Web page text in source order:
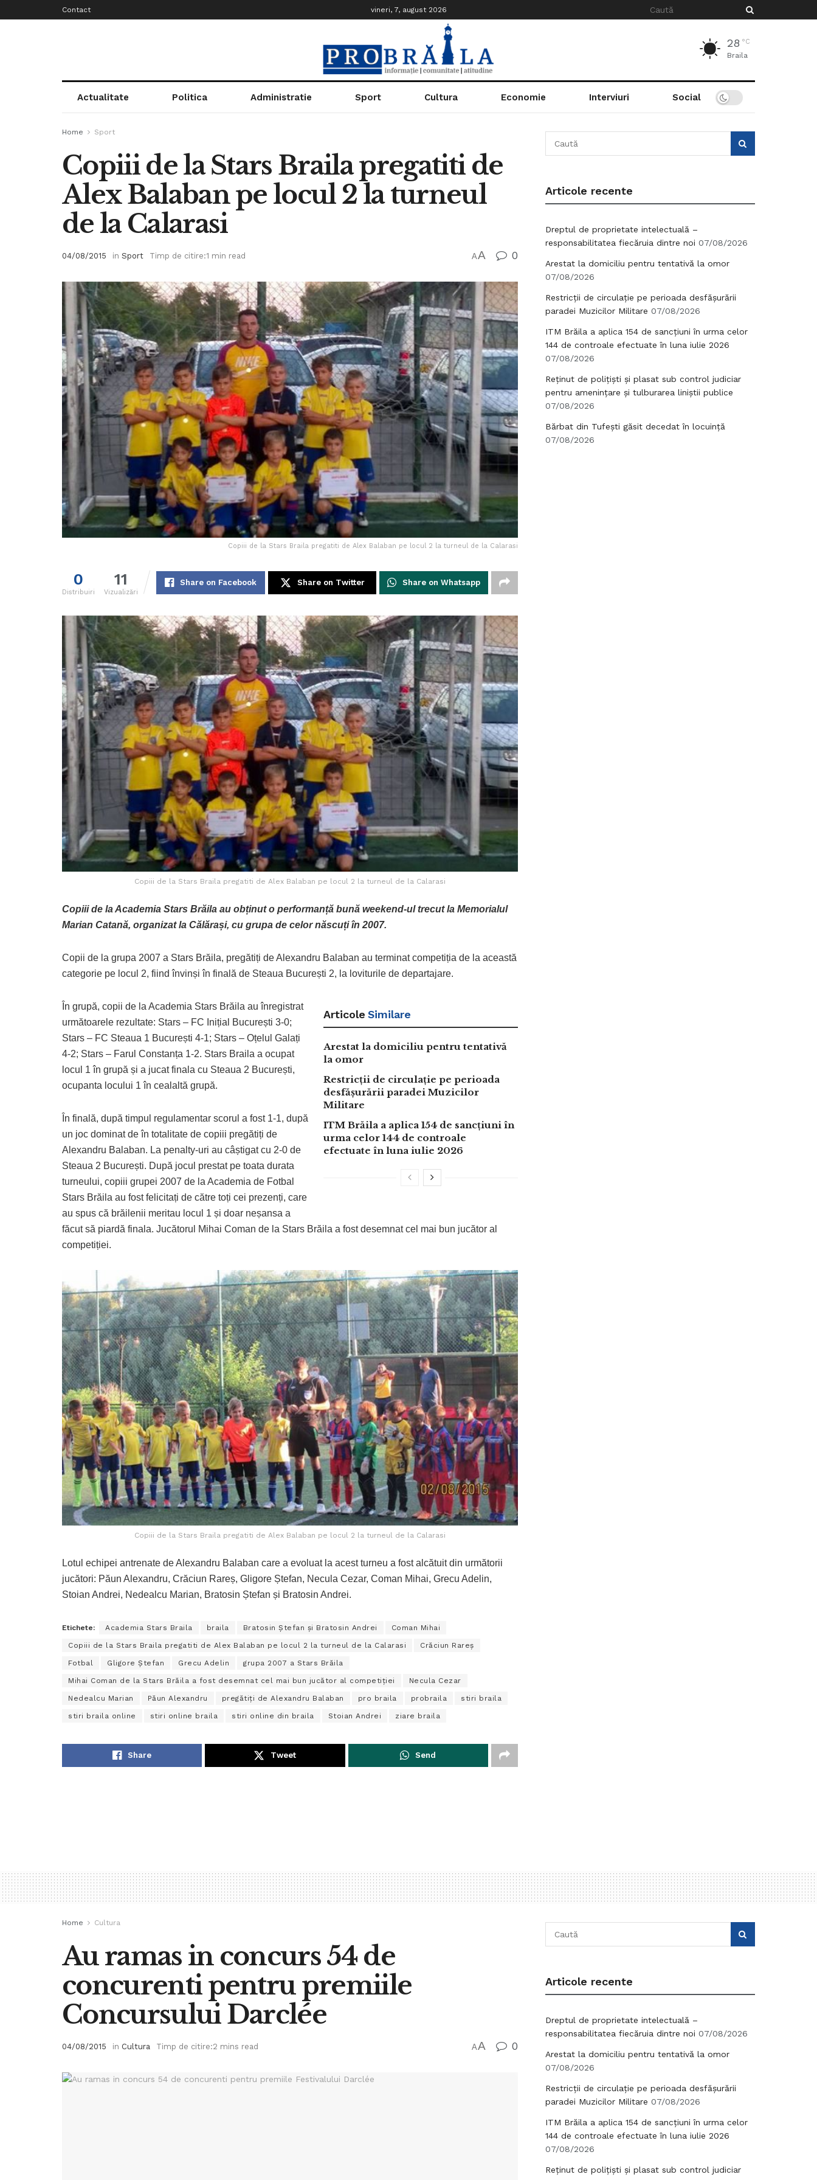
Contact vineri, 7, august 2026
28 °C
Braila
Actualitate Politica Administratie Sport Cultura Economie Interviuri Social
Home Sport
Copiii de la Stars Braila pregatiti de
Alex Balaban pe locul 2 la turneul
de la Calarasi
04/08/2015 in Sport Timp de citire:1 min read AA 0
Copiii de la Stars Braila pregatiti de Alex Balaban pe locul 2 la turneul de la Calarasi
0
Distribuiri
11
Vizualizări
Share on Facebook Share on Twitter Share on Whatsapp
Copiii de la Stars Braila pregatiti de Alex Balaban pe locul 2 la turneul de la Calarasi
Copiii de la Academia Stars Brăila au obținut o performanță bună weekend-ul trecut la Memorialul
Marian Catană, organizat la Călărași, cu grupa de celor născuți în 2007.
Copii de la grupa 2007 a Stars Brăila, pregătiți de Alexandru Balaban au terminat competiția de la această
categorie pe locul 2, fiind învinși în finală de Steaua București 2, la loviturile de departajare.
Articole Similare
Arestat la domiciliu pentru tentativă
la omor
Restricții de circulație pe perioada
desfășurării paradei Muzicilor
Militare
ITM Brăila a aplica 154 de sancțiuni în
urma celor 144 de controale
efectuate în luna iulie 2026
În grupă, copii de la Academia Stars Brăila au înregistrat
următoarele rezultate: Stars – FC Inițial București 3-0;
Stars – FC Steaua 1 București 4-1; Stars – Oțelul Galați
4-2; Stars – Farul Constanța 1-2. Stars Braila a ocupat
locul 1 în grupă și a jucat finala cu Steaua 2 București,
ocupanta locului 1 în cealaltă grupă.
În finală, după timpul regulamentar scorul a fost 1-1, după
un joc dominat de în totalitate de copiii pregătiți de
Alexandru Balaban. La penalty-uri au câștigat cu 2-0 de
Steaua 2 București. După jocul prestat pe toata durata
turneului, copiii grupei 2007 de la Academia de Fotbal
Stars Brăila au fost felicitați de către toți cei prezenți, care
au spus că brăilenii meritau locul 1 și doar neșansa a
făcut să piardă finala. Jucătorul Mihai Coman de la Stars Brăila a fost desemnat cel mai bun jucător al
competiției.
Copiii de la Stars Braila pregatiti de Alex Balaban pe locul 2 la turneul de la Calarasi
Lotul echipei antrenate de Alexandru Balaban care a evoluat la acest turneu a fost alcătuit din următorii
jucători: Păun Alexandru, Crăciun Rareș, Gligore Ștefan, Necula Cezar, Coman Mihai, Grecu Adelin,
Stoian Andrei, Nedealcu Marian, Bratosin Ștefan și Bratosin Andrei.
Etichete: Academia Stars Braila braila Bratosin Ștefan și Bratosin Andrei Coman Mihai
Copiii de la Stars Braila pregatiti de Alex Balaban pe locul 2 la turneul de la Calarasi Crăciun Rareș
Fotbal Gligore Ștefan Grecu Adelin grupa 2007 a Stars Brăila
Mihai Coman de la Stars Brăila a fost desemnat cel mai bun jucător al competiției Necula Cezar
Nedealcu Marian Păun Alexandru pregătiți de Alexandru Balaban pro braila probraila stiri braila
stiri braila online stiri online braila stiri online din braila Stoian Andrei ziare braila
Share Tweet Send
Articole recente
Dreptul de proprietate intelectuală –
responsabilitatea fiecăruia dintre noi 07/08/2026
Arestat la domiciliu pentru tentativă la omor
07/08/2026
Restricții de circulație pe perioada desfășurării
paradei Muzicilor Militare 07/08/2026
ITM Brăila a aplica 154 de sancțiuni în urma celor
144 de controale efectuate în luna iulie 2026
07/08/2026
Reținut de polițiști și plasat sub control judiciar
pentru amenințare și tulburarea liniștii publice
07/08/2026
Bărbat din Tufești găsit decedat în locuință
07/08/2026
Home Cultura
Au ramas in concurs 54 de
concurenti pentru premiile
Concursului Darclée
04/08/2015 in Cultura Timp de citire:2 mins read AA 0
Articole recente
Dreptul de proprietate intelectuală –
responsabilitatea fiecăruia dintre noi 07/08/2026
Arestat la domiciliu pentru tentativă la omor
07/08/2026
Restricții de circulație pe perioada desfășurării
paradei Muzicilor Militare 07/08/2026
ITM Brăila a aplica 154 de sancțiuni în urma celor
144 de controale efectuate în luna iulie 2026
07/08/2026
Reținut de polițiști și plasat sub control judiciar